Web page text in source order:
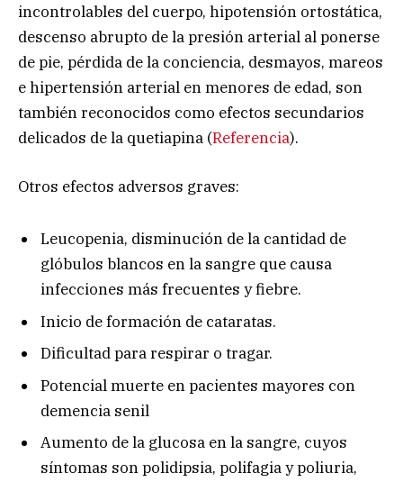
incontrolables del cuerpo, hipotensión ortostática,
descenso abrupto de la presión arterial al ponerse
de pie, pérdida de la conciencia, desmayos, mareos
e hipertensión arterial en menores de edad, son
también reconocidos como efectos secundarios
delicados de la quetiapina (Referencia).
Otros efectos adversos graves:
Leucopenia, disminución de la cantidad de
glóbulos blancos en la sangre que causa
infecciones más frecuentes y fiebre.
Inicio de formación de cataratas.
Dificultad para respirar o tragar.
Potencial muerte en pacientes mayores con
demencia senil
Aumento de la glucosa en la sangre, cuyos
síntomas son polidipsia, polifagia y poliuria,